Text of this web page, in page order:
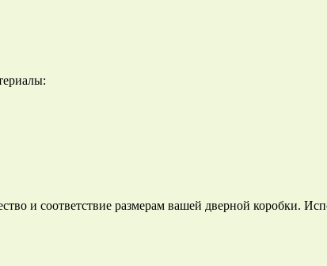
и соответствие размерам вашей дверной коробки.